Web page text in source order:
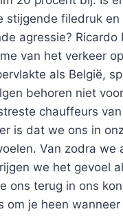
stijgende filedruk en
agressie? Ricardo
van het verkeer
als België,
behoren niet
chauffeurs
is dat we ons in
Van zodra we
we het gevoel
ons terug in ons
om je heen